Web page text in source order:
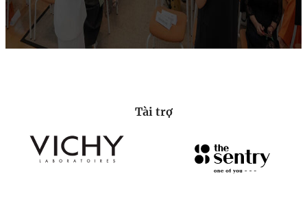
Tài trợ